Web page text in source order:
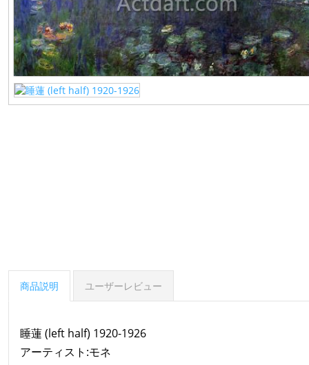
商品説明 ユーザーレビュー
睡蓮 (left half) 1920-1926
アーティスト:モネ